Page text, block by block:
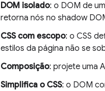
DOM isolado: o DOM de
retorna nós no shadow
CSS com escopo: o CSS
estilos da página não se
Composição: projete uma
Simplifica o CSS: o DOM